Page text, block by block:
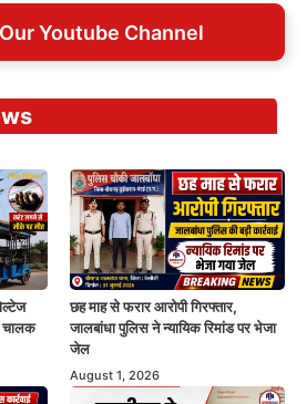
Youtube Channel
चालक
छह माह से फरार आरोपी गिरफ्तार,
जालबांधा पुलिस ने न्यायिक रिमांड पर भेजा
जेल
August 1, 2026